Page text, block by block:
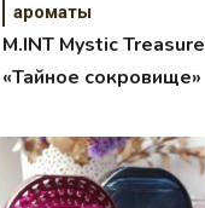
ароматы
M.INT Mystic Treasure
«Тайное сокровище»